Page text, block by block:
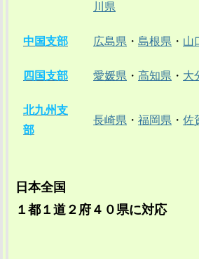
川県
中国支部 広島県 ・ 島根県 ・ 山
四国支部 愛媛県 ・ 高知県 ・ 大
北九州支
部
長崎県 ・ 福岡県 ・ 佐
日本全国
１都１道２府４０県に対応